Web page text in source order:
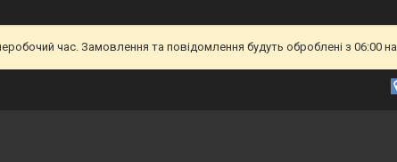
час. Замовлення та повідомлення будуть оброблені з 06:00